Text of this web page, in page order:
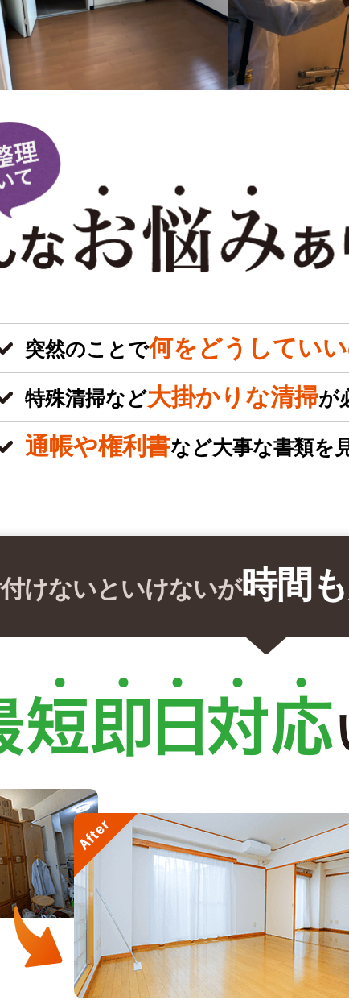
突然のことで何をどうしてい
特殊清掃など大掛かりな清掃が
通帳や権利書など大事な書類を
けないといけないが時間